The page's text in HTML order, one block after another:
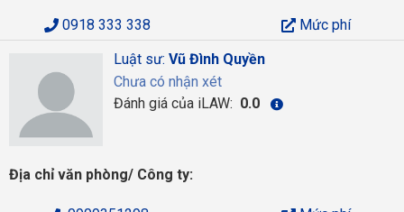
0918 333 338
Mức phí
Luật sư: Vũ Đình Quyền
Chưa có nhận xét
Đánh giá của iLAW: 0.0
Địa chỉ văn phòng/ Công ty: